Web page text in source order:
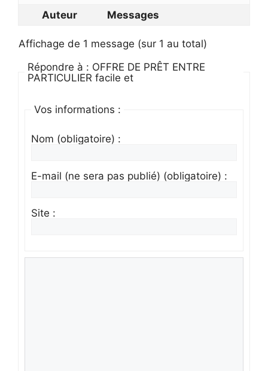
Auteur
Messages
Affichage de 1 message (sur 1 au total)
Répondre à : OFFRE DE PRÊT ENTRE
PARTICULIER facile et
Vos informations :
Nom (obligatoire) :
E-mail (ne sera pas publié) (obligatoire) :
Site :